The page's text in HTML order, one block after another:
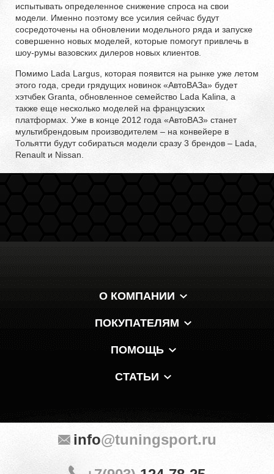
испытывать определенное снижение спроса на свои
модели. Именно поэтому все усилия сейчас будут
сосредоточены на обновлении модельного ряда и запуске
совершенно новых моделей, которые помогут привлечь в
шоу-румы вазовских дилеров новых клиентов.
Помимо Lada Largus, которая появится на рынке уже летом
этого года, среди грядущих новинок «АвтоВАЗа» будет
хэтчбек Granta, обновленное семейство Lada Kalina, а
также еще несколько моделей на французских
платформах. Уже в конце 2012 года «АвтоВАЗ» станет
мультибрендовым производителем – на конвейере в
Тольятти будут собираться модели сразу 3 брендов – Lada,
Renault и Nissan.
О КОМПАНИИ
ПОКУПАТЕЛЯМ
ПОМОЩЬ
СТАТЬИ
info@tuningsport.ru